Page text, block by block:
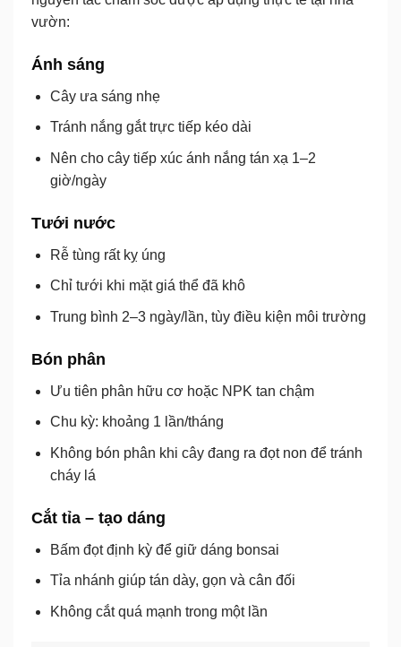
vườn:
Ánh sáng
Cây ưa sáng nhẹ
Tránh nắng gắt trực tiếp kéo dài
Nên cho cây tiếp xúc ánh nắng tán xạ 1–2
giờ/ngày
Tưới nước
Rễ tùng rất kỵ úng
Chỉ tưới khi mặt giá thể đã khô
Trung bình 2–3 ngày/lần, tùy điều kiện môi trường
Bón phân
Ưu tiên phân hữu cơ hoặc NPK tan chậm
Chu kỳ: khoảng 1 lần/tháng
Không bón phân khi cây đang ra đọt non để tránh
cháy lá
Cắt tỉa – tạo dáng
Bấm đọt định kỳ để giữ dáng bonsai
Tỉa nhánh giúp tán dày, gọn và cân đối
Không cắt quá mạnh trong một lần